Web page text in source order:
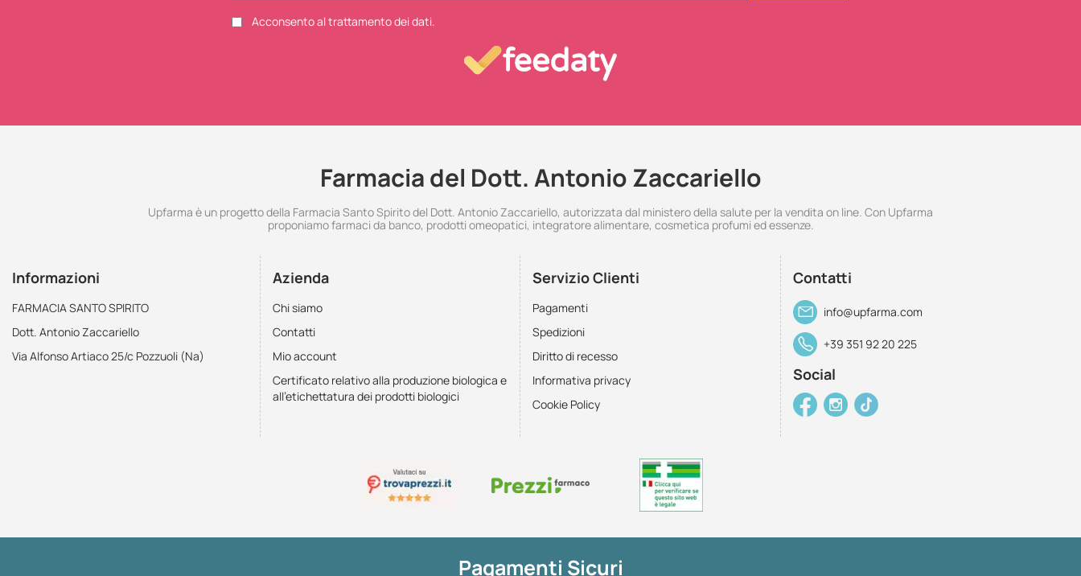
Acconsento al trattamento dei dati.
Farmacia del Dott. Antonio Zaccariello
Upfarma è un progetto della Farmacia Santo Spirito del Dott. Antonio Zaccariello, autorizzata dal ministero della salute per la vendita on line. Con Upfarma
proponiamo farmaci da banco, prodotti omeopatici, integratore alimentare, cosmetica profumi ed essenze.
Informazioni
FARMACIA SANTO SPIRITO
Dott. Antonio Zaccariello
Via Alfonso Artiaco 25/c Pozzuoli (Na)
Azienda
Chi siamo
Contatti
Mio account
Certificato relativo alla produzione biologica e
all'etichettatura dei prodotti biologici
Servizio Clienti
Pagamenti
Spedizioni
Diritto di recesso
Informativa privacy
Cookie Policy
Contatti
info@upfarma.com
+39 351 92 20 225
Social
Pagamenti Sicuri